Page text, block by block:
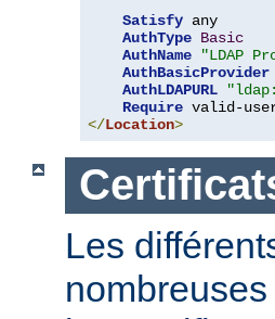
Satisfy any
AuthType Basic
AuthName
"LDAP
AuthBasicProvider
AuthLDAPURL
Require
</Location>
Les